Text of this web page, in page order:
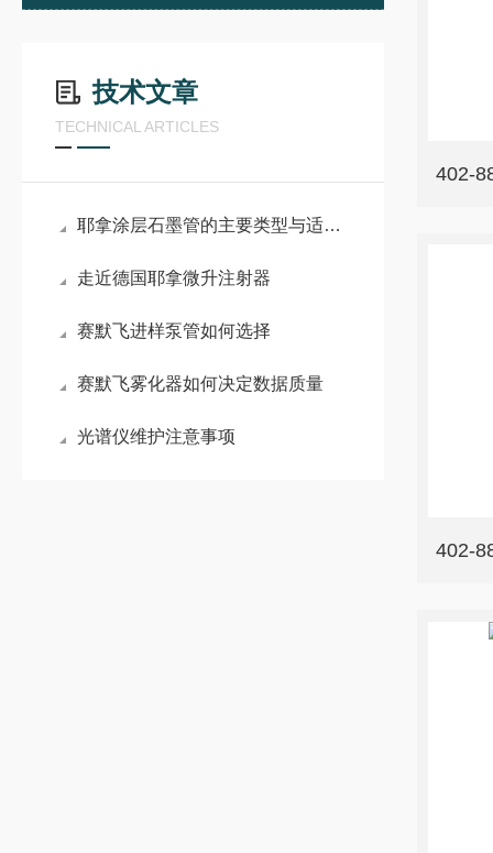
技术文章
TECHNICAL ARTICLES
耶拿涂层石墨管的主要类型与适配场景
走近德国耶拿微升注射器
赛默飞进样泵管如何选择
赛默飞雾化器如何决定数据质量
光谱仪维护注意事项
402-
402-